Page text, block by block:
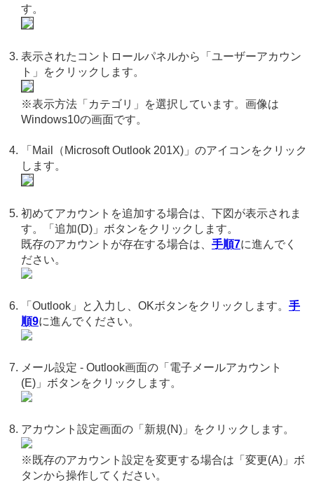
す。
表示されたコントロールパネルから「ユーザーアカウン
ト」をクリックします。
※表示方法「カテゴリ」を選択しています。画像は
Windows10の画面です。
「Mail（Microsoft Outlook 201X)」のアイコンをクリック
します。
初めてアカウントを追加する場合は、下図が表示されま
す。「追加(D)」ボタンをクリックします。
既存のアカウントが存在する場合は、 手順7に進んでく
ださい。
「Outlook」と入力し、OKボタンをクリックします。 手
順9に進んでください。
メール設定 - Outlook画面の「電子メールアカウント
(E)」ボタンをクリックします。
アカウント設定画面の「新規(N)」をクリックします。
※既存のアカウント設定を変更する場合は「変更(A)」ボ
タンから操作してください。